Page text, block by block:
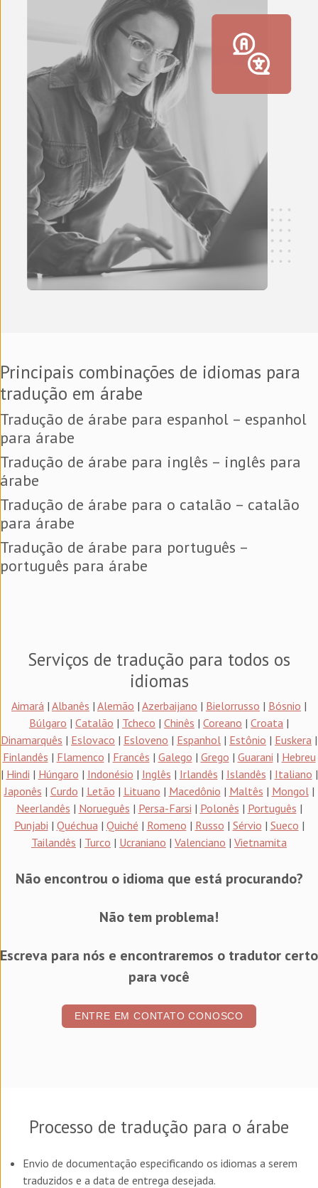
Principais combinações de idiomas para
tradução em árabe
Tradução de árabe para espanhol – espanhol
para árabe
Tradução de árabe para inglês – inglês para
árabe
Tradução de árabe para o catalão – catalão
para árabe
Tradução de árabe para português –
português para árabe
Serviços de tradução para todos os
idiomas
Aimará | Albanês | Alemão | Azerbaijano | Bielorrusso | Bósnio |
Búlgaro | Catalão | Tcheco | Chinês | Coreano | Croata |
Dinamarquês | Eslovaco | Esloveno | Espanhol | Estônio | Euskera |
Finlandês | Flamenco | Francês | Galego | Grego | Guarani | Hebreu
| Hindi | Húngaro | Indonésio | Inglês | Irlandês | Islandês | Italiano |
Japonês | Curdo | Letão | Lituano | Macedônio | Maltês | Mongol |
Neerlandês | Norueguês | Persa-Farsi | Polonês | Português |
Punjabi | Quéchua | Quiché | Romeno | Russo | Sérvio | Sueco |
Tailandês | Turco | Ucraniano | Valenciano | Vietnamita
Não encontrou o idioma que está procurando?
Não tem problema!
Escreva para nós e encontraremos o tradutor certo
para você
ENTRE EM CONTATO CONOSCO
Processo de tradução para o árabe
Envio de documentação especificando os idiomas a serem
traduzidos e a data de entrega desejada.